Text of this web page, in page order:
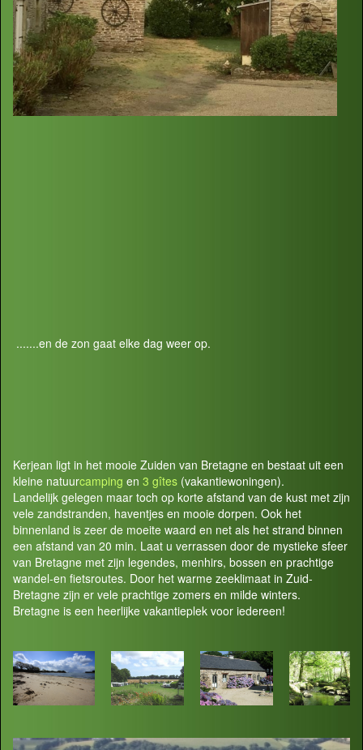
.......en de zon gaat elke dag weer op.
Kerjean ligt in het mooie Zuiden van Bretagne en bestaat uit een
kleine natuurcamping en 3 gîtes (vakantiewoningen).
Landelijk gelegen maar toch op korte afstand van de kust met zijn
vele zandstranden, haventjes en mooie dorpen. Ook het
binnenland is zeer de moeite waard en net als het strand binnen
een afstand van 20 min. Laat u verrassen door de mystieke sfeer
van Bretagne met zijn legendes, menhirs, bossen en prachtige
wandel-en fietsroutes. Door het warme zeeklimaat in Zuid-
Bretagne zijn er vele prachtige zomers en milde winters.
Bretagne is een heerlijke vakantieplek voor iedereen!